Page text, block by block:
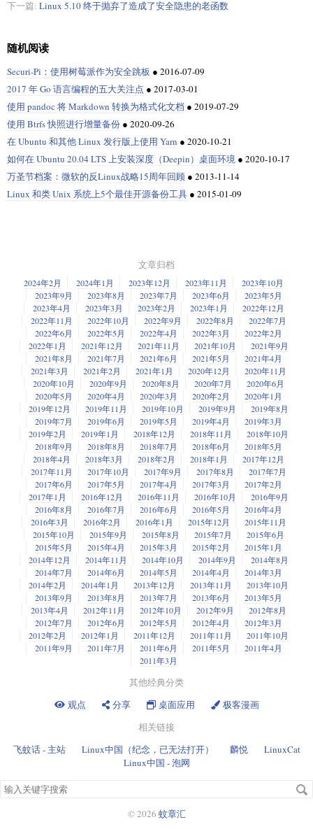
下一篇: Linux 5.10 终于抛弃了造成了安全隐患的老函数
随机阅读
Securi-Pi：使用树莓派作为安全跳板 ● 2016-07-09
2017 年 Go 语言编程的五大关注点 ● 2017-03-01
使用 pandoc 将 Markdown 转换为格式化文档 ● 2019-07-29
使用 Btrfs 快照进行增量备份 ● 2020-09-26
在 Ubuntu 和其他 Linux 发行版上使用 Yarn ● 2020-10-21
如何在 Ubuntu 20.04 LTS 上安装深度（Deepin）桌面环境 ● 2020-10-17
万圣节档案：微软的反Linux战略15周年回顾 ● 2013-11-14
Linux 和类 Unix 系统上5个最佳开源备份工具 ● 2015-01-09
文章归档
2024年2月 2024年1月 2023年12月 2023年11月
2023年10月
2023年9月
2023年8月 2023年7月 2023年6月
2023年5月
2023年4月
2023年3月 2023年2月 2023年1月
2022年12月
2022年11月
2022年10月 2022年9月 2022年8月
2022年7月
2022年6月
2022年5月 2022年4月 2022年3月
2022年2月
2022年1月
2021年12月 2021年11月 2021年10月
2021年9月
2021年8月
2021年7月 2021年6月 2021年5月
2021年4月
2021年3月
2021年2月 2021年1月 2020年12月
2020年11月
2020年10月
2020年9月 2020年8月 2020年7月
2020年6月
2020年5月
2020年4月 2020年3月 2020年2月
2020年1月
2019年12月
2019年11月 2019年10月 2019年9月
2019年8月
2019年7月
2019年6月 2019年5月 2019年4月
2019年3月
2019年2月
2019年1月 2018年12月 2018年11月
2018年10月
2018年9月
2018年8月 2018年7月 2018年6月
2018年5月
2018年4月
2018年3月 2018年2月 2018年1月
2017年12月
2017年11月
2017年10月 2017年9月 2017年8月
2017年7月
2017年6月
2017年5月 2017年4月 2017年3月
2017年2月
2017年1月
2016年12月 2016年11月 2016年10月
2016年9月
2016年8月
2016年7月 2016年6月 2016年5月
2016年4月
2016年3月
2016年2月 2016年1月 2015年12月
2015年11月
2015年10月
2015年9月 2015年8月 2015年7月
2015年6月
2015年5月
2015年4月 2015年3月 2015年2月
2015年1月
2014年12月
2014年11月 2014年10月 2014年9月
2014年8月
2014年7月
2014年6月 2014年5月 2014年4月
2014年3月
2014年2月
2014年1月 2013年12月 2013年11月
2013年10月
2013年9月
2013年8月 2013年7月 2013年6月
2013年5月
2013年4月
2012年11月 2012年10月 2012年9月
2012年8月
2012年7月
2012年6月 2012年5月 2012年4月
2012年3月
2012年2月
2012年1月 2011年12月 2011年11月
2011年10月
2011年9月
2011年7月 2011年6月 2011年5月
2011年4月
2011年3月
其他经典分类
观点
分享 桌面应用
极客漫画
相关链接
飞蚊话 - 主站
Linux中国（纪念，已无法打开） 麟悦
LinuxCat
Linux中国 - 泡网
搜
© 2026 蚊章汇